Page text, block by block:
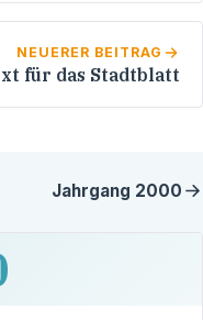
NEUERER BEITRAG
für das Stadtblatt
Jahrgang 2000